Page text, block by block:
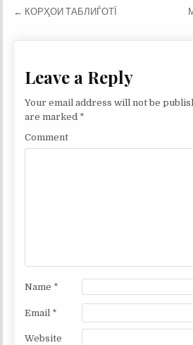
Post
← КОРҲОИ ТАБЛИЃОТЇ
Leave a Reply
Your email address will not be
are marked *
Comment
Name *
Email *
Website